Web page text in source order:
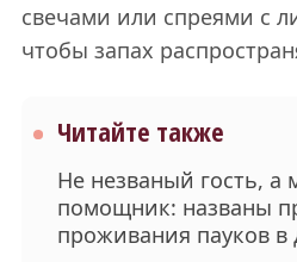
свечами или спреями с
чтобы запах
Читайте также
Не незваный гость, а
помощник: названы
проживания пауков в